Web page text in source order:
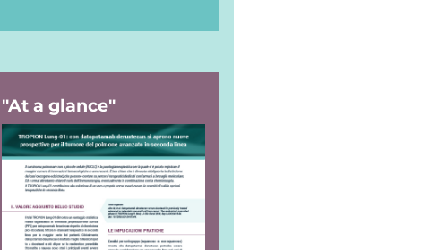
"At a glance"